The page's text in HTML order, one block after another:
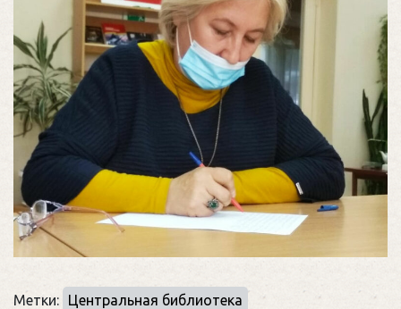
Метки: Центральная библиотека